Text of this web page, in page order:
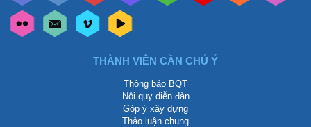
THÀNH VIÊN CẦN CHÚ Ý
Thông báo BQT
Nội quy diễn đàn
Góp ý xây dựng
Thảo luận chung